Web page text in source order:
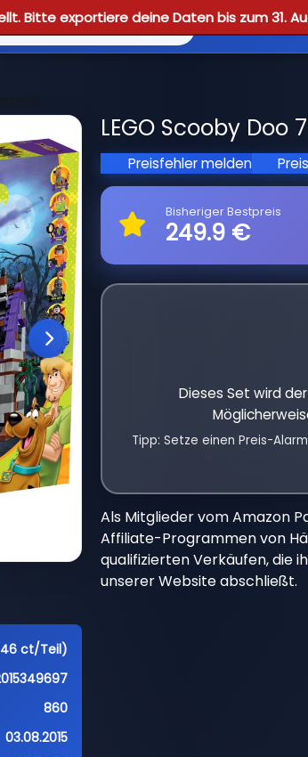
Bitte exportiere deine Daten bis zum 31.
Reviews
ct/Teil)
860
03.08.2015
LEGO Scooby
Preisfehler melden
Bisheriger Bestpreis
249.9 €
Dieses Set wird
Tipp: Setze einen Preis-
Als Mitglieder vom Amazon
Affiliate-Programmen von
qualifizierten Verkäufen, die
unserer Website abschließt.